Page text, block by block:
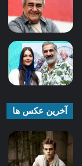
آخرین عکس ها